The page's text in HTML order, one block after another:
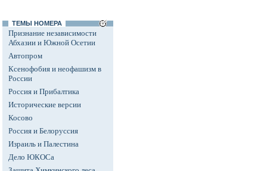
ТЕМЫ НОМЕРА
Признание независимости
Абхазии и Южной Осетии
Автопром
Ксенофобия и неофашизм в
России
Россия и Прибалтика
Исторические версии
Косово
Россия и Белоруссия
Израиль и Палестина
Дело ЮКОСа